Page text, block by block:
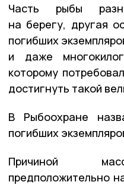
Часть рыбы
на берегу, другая
погибших
и даже
которому
достигнуть такой
В Рыбоохране
погибших
Причиной
предположительно